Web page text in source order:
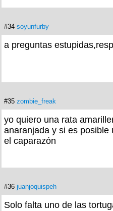
#34 soyunfurby
a preguntas
#35 zombie_freak
yo quiero una rata
anaranjada y si es posible
el caparazón
#36 juanjoquispeh
Solo falta uno de las